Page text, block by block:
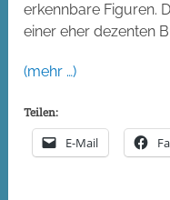
erkennbare Figuren.
einer eher dezenten
(mehr …)
Teilen:
E-Mail